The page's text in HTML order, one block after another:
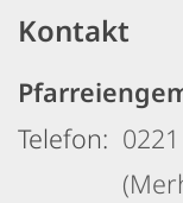
Kontakt
Telefon: